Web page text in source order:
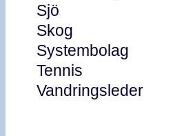
Sjö
Skog
Systembolag
Tennis
Vandringsleder